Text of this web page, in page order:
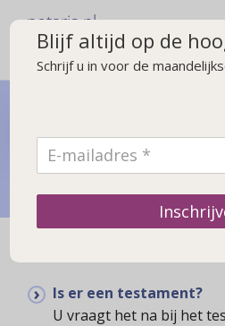
notaris.nl
Bij overlijden
Wat u moet regelen na een
met de erfenis
Is er een testament?
U vraagt het na bij het
Blijf altijd op de
Schrijf u in voor de